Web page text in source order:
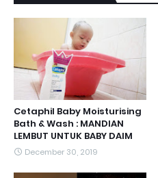
Cetaphil Baby Moisturising
Bath & Wash : MANDIAN
LEMBUT UNTUK BABY DAIM
December 30, 2019